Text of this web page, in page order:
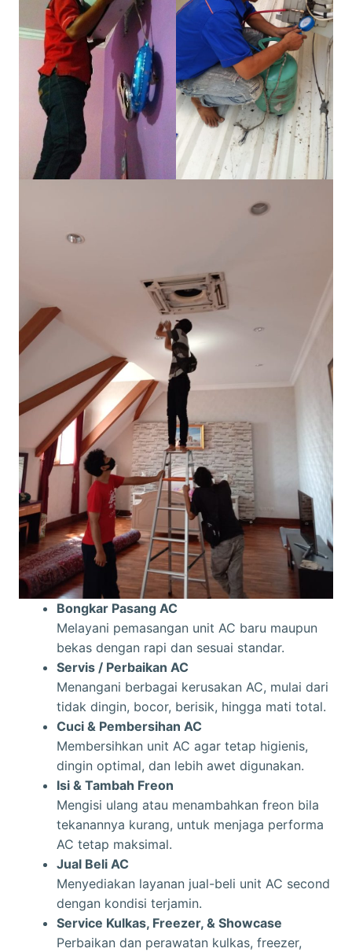
Bongkar Pasang AC
Melayani pemasangan unit AC baru maupun
bekas dengan rapi dan sesuai standar.
Servis / Perbaikan AC
Menangani berbagai kerusakan AC, mulai dari
tidak dingin, bocor, berisik, hingga mati total.
Cuci & Pembersihan AC
Membersihkan unit AC agar tetap higienis,
dingin optimal, dan lebih awet digunakan.
Isi & Tambah Freon
Mengisi ulang atau menambahkan freon bila
tekanannya kurang, untuk menjaga performa
AC tetap maksimal.
Jual Beli AC
Menyediakan layanan jual-beli unit AC second
dengan kondisi terjamin.
Service Kulkas, Freezer, & Showcase
Perbaikan dan perawatan kulkas, freezer,